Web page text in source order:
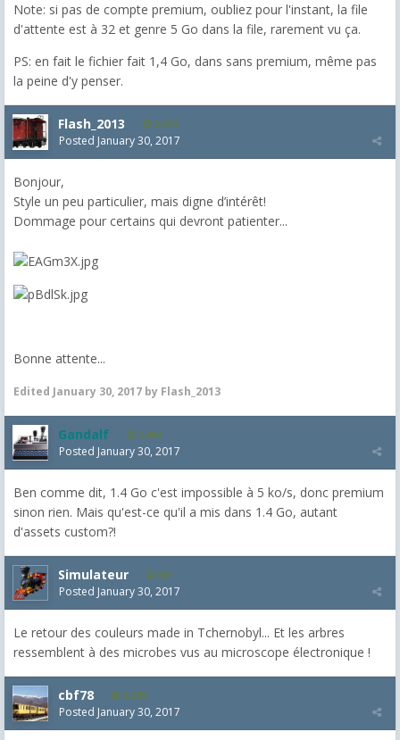
Note: si pas de compte premium, oubliez pour l'instant, la file
d'attente est à 32 et genre 5 Go dans la file, rarement vu ça.
PS: en fait le fichier fait 1,4 Go, dans sans premium, même pas
la peine d'y penser.
Flash_2013 2,074
Posted January 30, 2017
Bonjour,
Style un peu particulier, mais digne d’intérêt!
Dommage pour certains qui devront patienter...
Bonne attente...
Edited January 30, 2017 by Flash_2013
Gandalf 2,463
Posted January 30, 2017
Ben comme dit, 1.4 Go c'est impossible à 5 ko/s, donc premium
sinon rien. Mais qu'est-ce qu'il a mis dans 1.4 Go, autant
d'assets custom?!
Simulateur 681
Posted January 30, 2017
Le retour des couleurs made in Tchernobyl... Et les arbres
ressemblent à des microbes vus au microscope électronique !
cbf78 4,099
Posted January 30, 2017